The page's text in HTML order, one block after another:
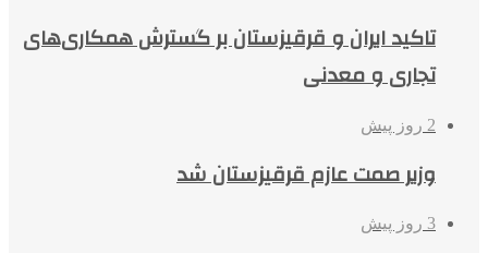
تاکید ایران و قرقیزستان بر گسترش همکاری‌های
تجاری و معدنی
2 روز پیش
وزیر صمت عازم قرقیزستان شد
3 روز پیش